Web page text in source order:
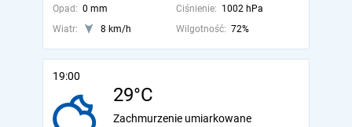
Opad: 0 mm Ciśnienie: 1002 hPa
Wiatr:
8 km/h Wilgotność: 72%
19:00
29°C
Zachmurzenie umiarkowane